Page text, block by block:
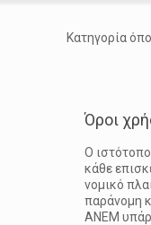
Κατηγορία
Όροι
O
κάθε
νομικό
παράνομη
ΑΝΕΜ